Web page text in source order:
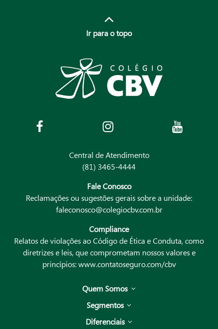
Ir para o topo
Central de Atendimento
(81) 3465-4444
Fale Conosco
Reclamações ou sugestões gerais sobre a unidade:
faleconosco@colegiocbv.com.br
Compliance
Relatos de violações ao Código de Ética e Conduta, como
diretrizes e leis, que comprometam nossos valores e
princípios:www.contatoseguro.com/cbv
Quem Somos
Segmentos
Diferenciais